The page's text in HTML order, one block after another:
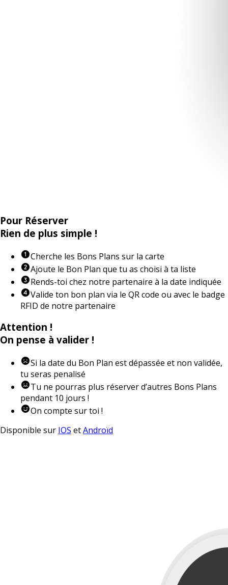
Pour Réserver
Rien de plus simple !
Cherche les Bons Plans sur la carte
Ajoute le Bon Plan que tu as choisi à ta liste
Rends-toi chez notre partenaire à la date indiquée
Valide ton bon plan via le QR code ou avec le badge
RFID de notre partenaire
Attention !
On pense à valider !
Si la date du Bon Plan est dépassée et non validée,
tu seras penalisé
Tu ne pourras plus réserver d’autres Bons Plans
pendant 10 jours !
On compte sur toi !
Disponible sur IOS etAndroïd